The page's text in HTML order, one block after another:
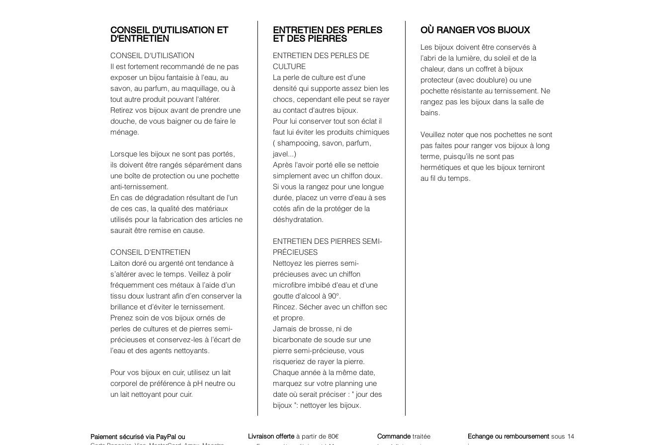
CONSEIL D'UTILISATION ET
D'ENTRETIEN
CONSEIL D'UTILISATION
Il est fortement recommandé de ne pas
exposer un bijou fantaisie à l'eau, au
savon, au parfum, au maquillage, ou à
tout autre produit pouvant l'altérer.
Retirez vos bijoux avant de prendre une
douche, de vous baigner ou de faire le
ménage.
Lorsque les bijoux ne sont pas portés,
ils doivent être rangés séparément dans
une boîte de protection ou une pochette
anti-ternissement.
En cas de dégradation résultant de l'un
de ces cas, la qualité des matériaux
utilisés pour la fabrication des articles ne
saurait être remise en cause.
CONSEIL D'ENTRETIEN
Laiton doré ou argenté ont tendance à
s’altérer avec le temps. Veillez à polir
fréquemment ces métaux à l’aide d’un
tissu doux lustrant afin d’en conserver la
brillance et d’éviter le ternissement.
Prenez soin de vos bijoux ornés de
perles de cultures et de pierres semi-
précieuses et conservez-les à l’écart de
l’eau et des agents nettoyants.
Pour vos bijoux en cuir, utilisez un lait
corporel de préférence à pH neutre ou
un lait nettoyant pour cuir.
ENTRETIEN DES PERLES
ET DES PIERRES
ENTRETIEN DES PERLES DE
CULTURE
La perle de culture est d'une
densité qui supporte assez bien les
chocs, cependant elle peut se rayer
au contact d'autres bijoux.
Pour lui conserver tout son éclat il
faut lui éviter les produits chimiques
( shampooing, savon, parfum,
javel...)
Après l'avoir porté elle se nettoie
simplement avec un chiffon doux.
Si vous la rangez pour une longue
durée, placez un verre d'eau à ses
cotés afin de la protéger de la
déshydratation.
ENTRETIEN DES PIERRES SEMI-
PRÉCIEUSES
Nettoyez les pierres semi-
précieuses avec un chiffon
microfibre imbibé d'eau et d'une
goutte d'alcool à 90°.
Rincez. Sécher avec un chiffon sec
et propre.
Jamais de brosse, ni de
bicarbonate de soude sur une
pierre semi-précieuse, vous
risqueriez de rayer la pierre.
Chaque année à la même date,
marquez sur votre planning une
date où serait préciser : " jour des
bijoux ": nettoyer les bijoux.
OÙ RANGER VOS BIJOUX
Les bijoux doivent être conservés à
l’abri de la lumière, du soleil et de la
chaleur, dans un coffret à bijoux
protecteur (avec doublure) ou une
pochette résistante au ternissement. Ne
rangez pas les bijoux dans la salle de
bains.
Veuillez noter que nos pochettes ne sont
pas faites pour ranger vos bijoux à long
terme, puisqu’ils ne sont pas
hermétiques et que les bijoux terniront
au fil du temps.
Paiement sécurisé via PayPal ou Livraison offerteà partir de 80€ Commandetraitée
Echange ou remboursement sous 14